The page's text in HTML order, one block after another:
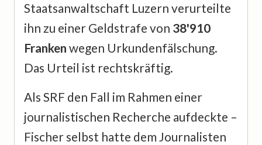
Staatsanwaltschaft Luzern verurteilte
ihn zu einer Geldstrafe von 38'910
Franken wegen Urkundenfälschung.
Das Urteil ist rechtskräftig.
Als SRF den Fall im Rahmen einer
journalistischen Recherche aufdeckte –
Fischer selbst hatte dem Journalisten